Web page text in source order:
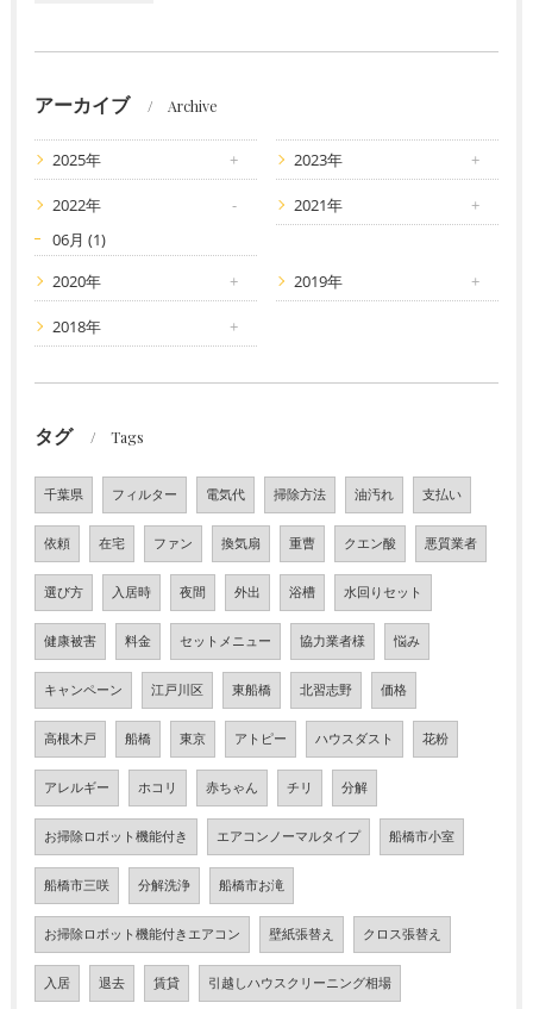
アーカイブ Archive
2025年 2023年
2022年
06月 (1)
2021年
2020年 2019年
2018年
タグ Tags
千葉県 フィルター 電気代 掃除方法 油汚れ 支払い
依頼 在宅 ファン 換気扇 重曹 クエン酸 悪質業者
選び方 入居時 夜間 外出 浴槽 水回りセット
健康被害 料金 セットメニュー 協力業者様 悩み
キャンペーン 江戸川区 東船橋 北習志野 価格
高根木戸 船橋 東京 アトピー ハウスダスト 花粉
アレルギー ホコリ 赤ちゃん チリ 分解
お掃除ロボット機能付き エアコンノーマルタイプ 船橋市小室
船橋市三咲 分解洗浄 船橋市お滝
お掃除ロボット機能付きエアコン 壁紙張替え クロス張替え
入居 退去 賃貸 引越しハウスクリーニング相場